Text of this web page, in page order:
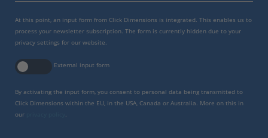
At this point, an input form from Click Dimensions is integrated. This enables us to
process your newsletter subscription. The form is currently hidden due to your
privacy settings for our website.
External input form
By activating the input form, you consent to personal data being transmitted to
Click Dimensions within the EU, in the USA, Canada or Australia. More on this in
our
.